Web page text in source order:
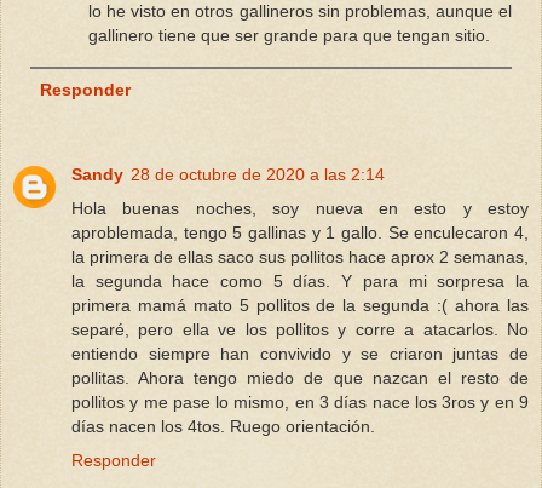
lo he visto en otros gallineros sin problemas, aunque el
gallinero tiene que ser grande para que tengan sitio.
Responder
Sandy 28 de octubre de 2020 a las 2:14
Hola buenas noches, soy nueva en esto y estoy
aproblemada, tengo 5 gallinas y 1 gallo. Se enculecaron 4,
la primera de ellas saco sus pollitos hace aprox 2 semanas,
la segunda hace como 5 días. Y para mi sorpresa la
primera mamá mato 5 pollitos de la segunda :( ahora las
separé, pero ella ve los pollitos y corre a atacarlos. No
entiendo siempre han convivido y se criaron juntas de
pollitas. Ahora tengo miedo de que nazcan el resto de
pollitos y me pase lo mismo, en 3 días nace los 3ros y en 9
días nacen los 4tos. Ruego orientación.
Responder